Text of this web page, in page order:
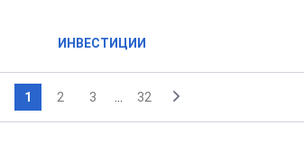
ИНВЕСТИЦИИ
1 2 3 32